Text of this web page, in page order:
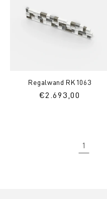
Regalwand RK1063
Normaler
€2.693,00
1